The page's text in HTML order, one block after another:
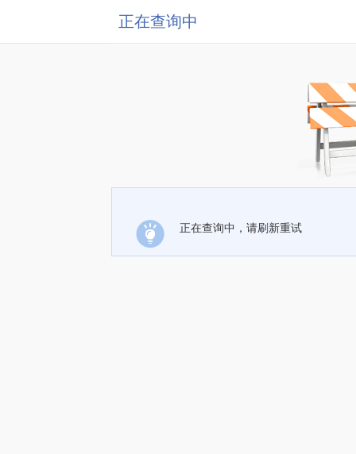
正在查询中
正在查询中，请刷新重试